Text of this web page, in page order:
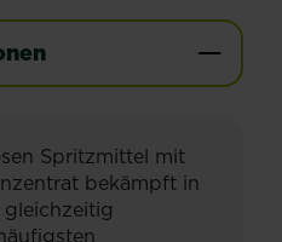
Spritzmittel mit
bekämpft in